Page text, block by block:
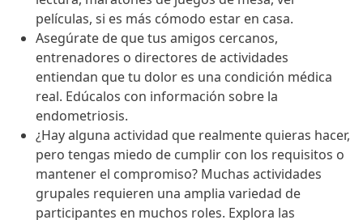
películas, si es más cómodo estar en casa.
Asegúrate de que tus amigos cercanos,
entrenadores o directores de actividades
entiendan que tu dolor es una condición médica
real. Edúcalos con información sobre la
endometriosis.
¿Hay alguna actividad que realmente quieras hacer,
pero tengas miedo de cumplir con los requisitos o
mantener el compromiso? Muchas actividades
grupales requieren una amplia variedad de
participantes en muchos roles. Explora las